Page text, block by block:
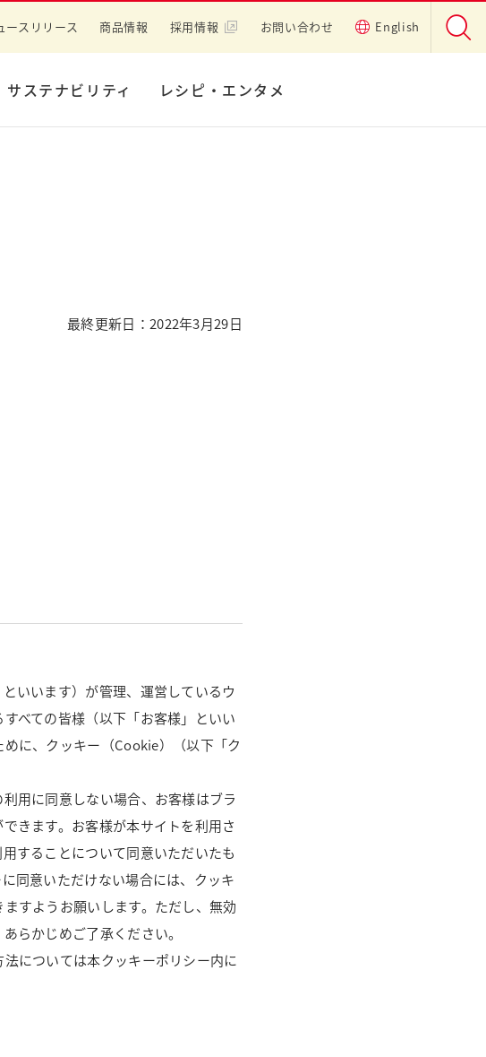
ースリリース 商品情報 採用情報 お問い合わせ English
サステナビリティ レシピ・エンタメ
最終更新日：2022年3月29日
いいます）が管理、運営しているウ
べての皆様（以下「お客様」といい
に、クッキー（Cookie）（以下「ク
用に同意しない場合、お客様はブラ
きます。お客様が本サイトを利用さ
することについて同意いただいたも
同意いただけない場合には、クッキ
すようお願いします。ただし、無効
らかじめご了承ください。
については本クッキーポリシー内に